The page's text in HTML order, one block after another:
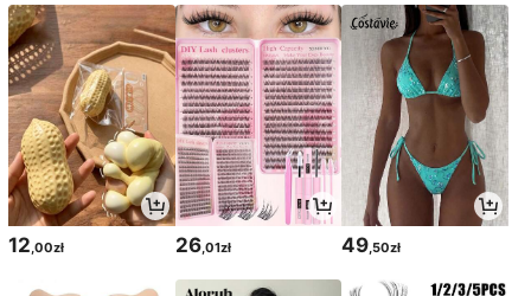
12,00zł 26,01zł 49,50zł